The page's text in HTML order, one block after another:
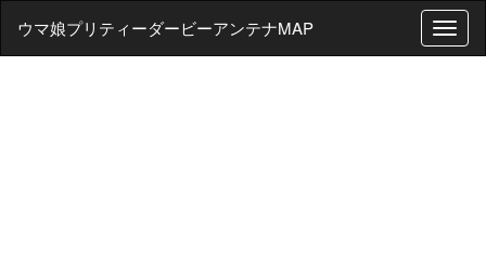
T
o
ウマ娘プリティーダービーアンテナMAP